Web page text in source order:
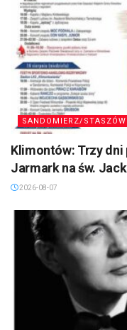
SANDOMIERZ/
Klimontów: Trzy dni
Jarmark na św.
2026-08-07